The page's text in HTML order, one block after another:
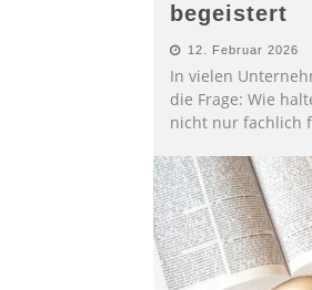
begeistert
12. Februar 2026
In vielen
die Frage: Wie
nicht nur fachlich